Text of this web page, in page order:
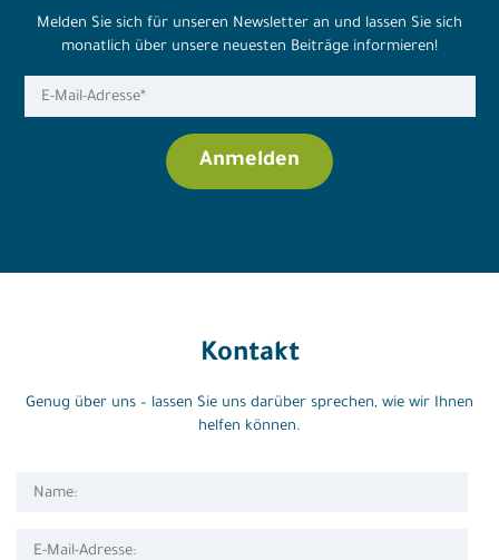
Melden Sie sich für unseren Newsletter an und lassen Sie sich
monatlich über unsere neuesten Beiträge informieren!
Kontakt
Genug über uns – lassen Sie uns darüber sprechen, wie wir Ihnen
helfen können.